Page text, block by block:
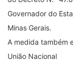
Governador do
Minas Gerais.
A medida também
União Nacional